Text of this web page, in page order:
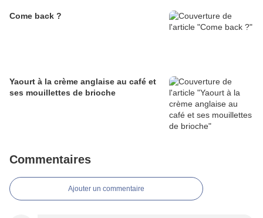
Come back ?
Yaourt à la crème anglaise au café et
ses mouillettes de brioche
Commentaires
Ajouter un commentaire